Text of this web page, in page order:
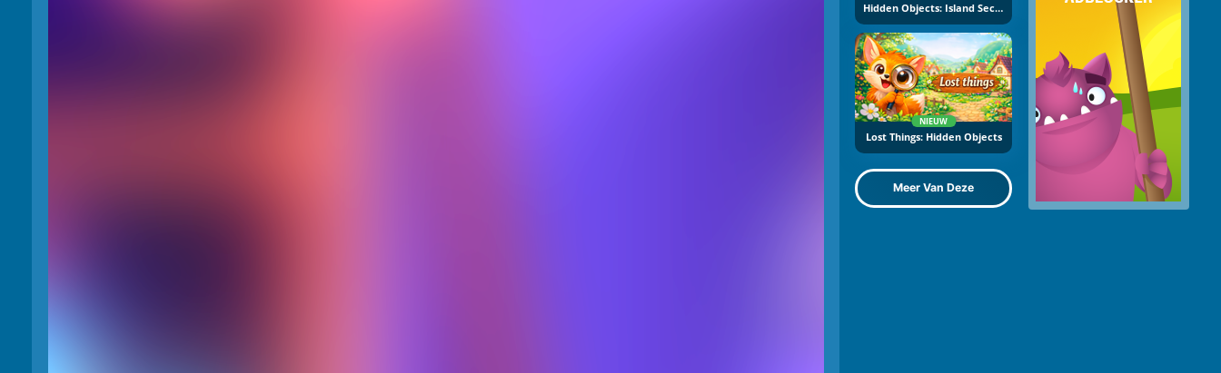
Hidden Objects: Island Secrets
NIEUW
Lost Things: Hidden Objects
Meer Van Deze